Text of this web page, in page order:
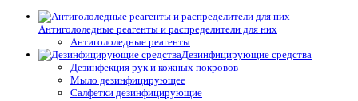
Антигололедные реагенты и распределители для них
Антигололедные реагенты
Дезинфицирующие средства
Дезинфекция рук и кожных покровов
Мыло дезинфицирующее
Салфетки дезинфицирующие